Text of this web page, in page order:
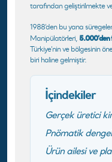
tarafından geliştirilmekte
1988’den bu yana
Manipülatörleri,
Türkiye’nin ve bölgesinin
biri haline gelmiştir.
İçindekiler
Gerçek üretici
Pnömatik
Ürün ailesi ve